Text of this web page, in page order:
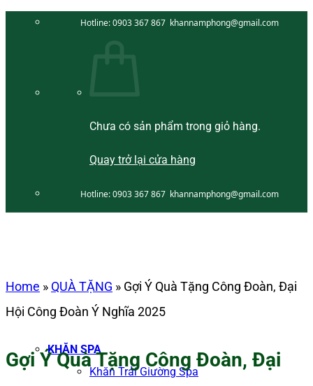
Hotline:0903 367 867 khannamphong@gmail.com
Chưa có sản phẩm trong giỏ hàng.
Quay trở lại cửa hàng
Hotline:0903 367 867 khannamphong@gmail.com
KHĂN SPA
Khăn Trải Giường Spa
Home » QUÀ TẶNG » Gợi Ý Quà Tặng Công Đoàn, Đại
Hội Công Đoàn Ý Nghĩa 2025
Gợi Ý Quà Tặng Công Đoàn, Đại